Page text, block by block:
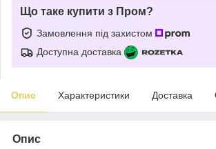
Що таке купити з Пром?
Замовлення під захистом
Доступна доставка
Опис Характеристики Доставка
Опис